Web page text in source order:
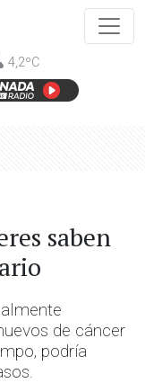
4,2ºC
saben
de cáncer
podría